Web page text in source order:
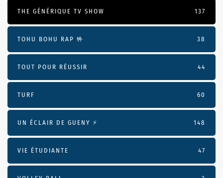
THE GÉNÉRIQUE TV SHOW 137
TOHU BOHU RAP 🤟 38
TOUT POUR RÉUSSIR 44
TURF 60
UN ÉCLAIR DE GUENY ⚡️ 148
VIE ÉTUDIANTE 47